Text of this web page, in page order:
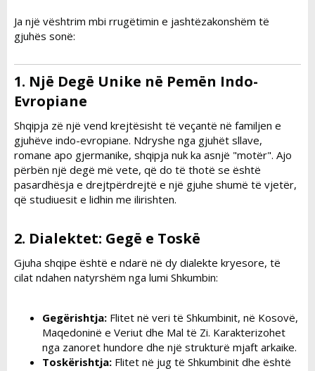
Ja një vështrim mbi rrugëtimin e jashtëzakonshëm të
gjuhës sonë:
1. Një Degë Unike në Pemën Indo-
Evropiane​
Shqipja zë një vend krejtësisht të veçantë në familjen e
gjuhëve indo-evropiane. Ndryshe nga gjuhët sllave,
romane apo gjermanike, shqipja nuk ka asnjë "motër". Ajo
përbën një degë më vete, që do të thotë se është
pasardhësja e drejtpërdrejtë e një gjuhe shumë të vjetër,
që studiuesit e lidhin me ilirishten.
2. Dialektet: Gegë e Toskë​
Gjuha shqipe është e ndarë në dy dialekte kryesore, të
cilat ndahen natyrshëm nga lumi Shkumbin:
Gegërishtja: Flitet në veri të Shkumbinit, në Kosovë,
Maqedoninë e Veriut dhe Mal të Zi. Karakterizohet
nga zanoret hundore dhe një strukturë mjaft arkaike.
Toskërishtja: Flitet në jug të Shkumbinit dhe është